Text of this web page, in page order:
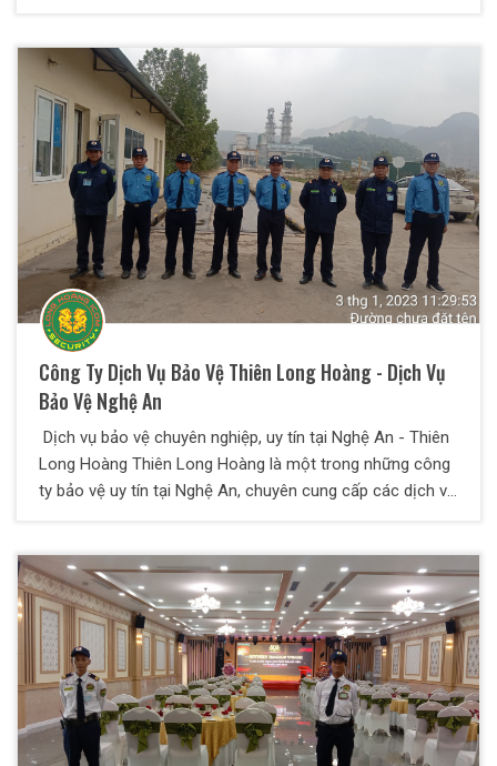
Công Ty Dịch Vụ Bảo Vệ Thiên Long Hoàng - Dịch Vụ
Bảo Vệ Nghệ An
Dịch vụ bảo vệ chuyên nghiệp, uy tín tại Nghệ An - Thiên
Long Hoàng Thiên Long Hoàng là một trong những công
ty bảo vệ uy tín tại Nghệ An, chuyên cung cấp các dịch vụ
có đội ngũ nhân viên giàu kinh nghiệm, trình độ chuyên
môn cao để đáp ứng yêu cầu khắt khe của khách hàng.